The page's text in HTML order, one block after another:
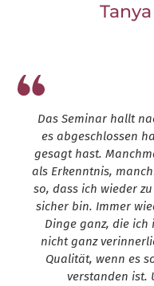
Das Seminar hallt
es abgeschlossen
gesagt hast.
als Erkenntnis,
so, dass ich wieder
sicher bin. Immer
Dinge ganz, die
nicht ganz
Qualität, wenn es
verstanden ist.